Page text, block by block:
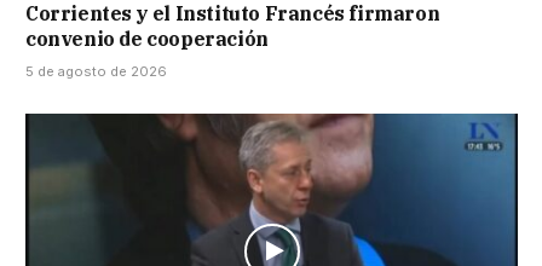
Corrientes y el Instituto Francés firmaron
convenio de cooperación
5 de agosto de 2026